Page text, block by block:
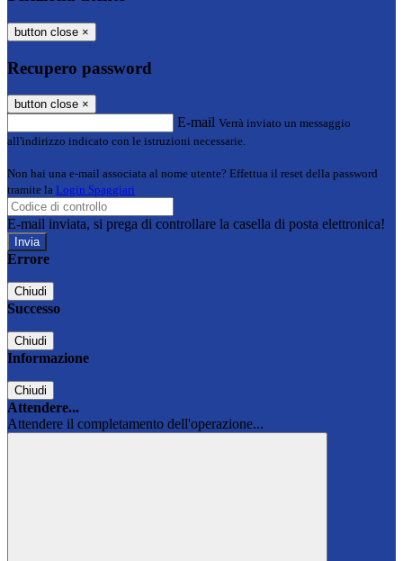
button close ×
Recupero password
button close ×
E-mail Verrà inviato un messaggio
all'indirizzo indicato con le istruzioni necessarie.
Non hai una e-mail associata al nome utente? Effettua il reset della password
tramite la Login Spaggiari
E-mail inviata, si prega di controllare la casella di posta elettronica!
Errore
Chiudi
Successo
Chiudi
Informazione
Chiudi
Attendere...
Attendere il completamento dell'operazione...